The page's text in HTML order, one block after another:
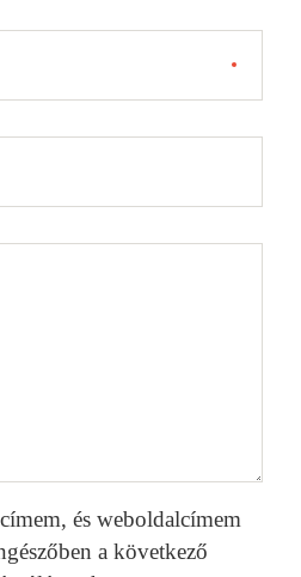
és weboldalcímem
a következő